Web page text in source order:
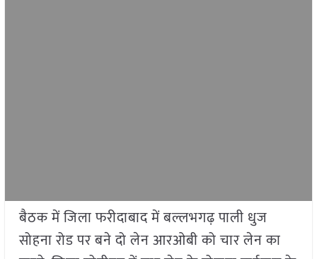
बैठक में जिला फरीदाबाद में बल्लभगढ़ पाली धुज
सोहना रोड पर बने दो लेन आरओबी को चार लेन का